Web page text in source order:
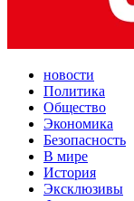
новости
Политика
Общество
Экономика
Безопасность
В мире
История
Эксклюзивы